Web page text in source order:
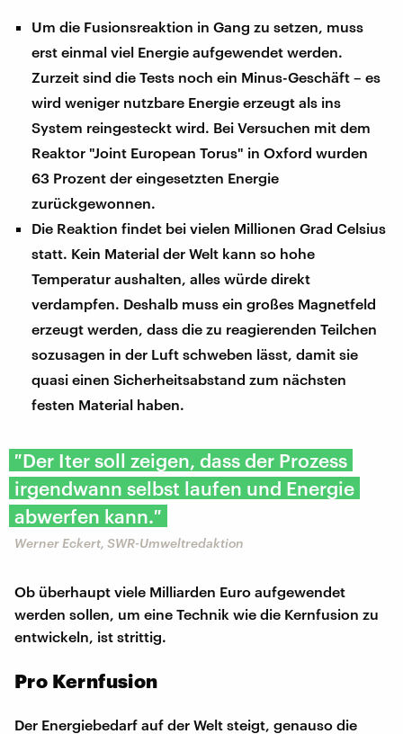
Um die Fusionsreaktion in Gang zu setzen, muss
erst einmal viel Energie aufgewendet werden.
Zurzeit sind die Tests noch ein Minus-Geschäft – es
wird weniger nutzbare Energie erzeugt als ins
System reingesteckt wird. Bei Versuchen mit dem
Reaktor "Joint European Torus" in Oxford wurden
63 Prozent der eingesetzten Energie
zurückgewonnen.
Die Reaktion findet bei vielen Millionen Grad Celsius
statt. Kein Material der Welt kann so hohe
Temperatur aushalten, alles würde direkt
verdampfen. Deshalb muss ein großes Magnetfeld
erzeugt werden, dass die zu reagierenden Teilchen
sozusagen in der Luft schweben lässt, damit sie
quasi einen Sicherheitsabstand zum nächsten
festen Material haben.
″Der Iter soll zeigen, dass der Prozess
irgendwann selbst laufen und Energie
abwerfen kann.″
Werner Eckert, SWR-Umweltredaktion
Ob überhaupt viele Milliarden Euro aufgewendet
werden sollen, um eine Technik wie die Kernfusion zu
entwickeln, ist strittig.
Pro Kernfusion
Der Energiebedarf auf der Welt steigt, genauso die